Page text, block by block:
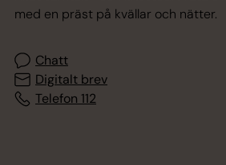
med en präst på kvällar och nätter.
Chatt
Digitalt brev
Telefon 112